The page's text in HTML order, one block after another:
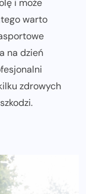
warto
na dzień
zdrowych